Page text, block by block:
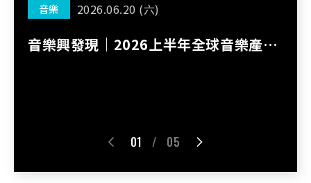
音樂 2026.06.20 (六)
音樂興發現｜2026上半年全球音樂產業
01 / 05